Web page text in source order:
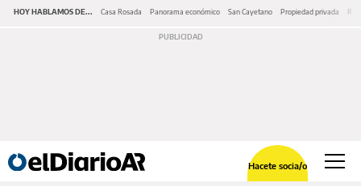
HOY HABLAMOS DE... Casa Rosada Panorama económico San Cayetano Propiedad privada
Hacete socia/o